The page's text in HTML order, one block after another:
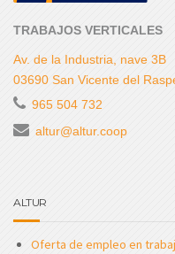
TRABAJOS VERTICALES
Av. de la Industria, nave 3B
03690 San Vicente del
965 504 732
altur@altur.coop
ALTUR
Oferta de empleo en